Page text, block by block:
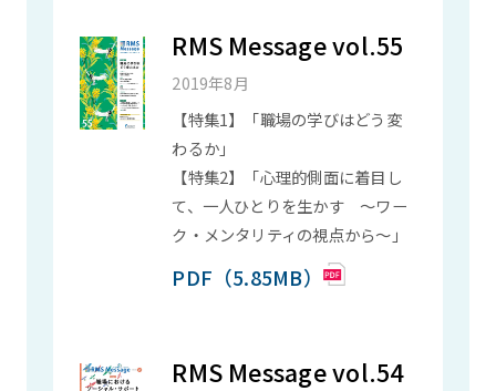
RMS Message vol.55
2019年8月
【特集1】「職場の学びはどう変
わるか」
【特集2】「心理的側面に着目し
て、一人ひとりを生かす ～ワー
ク・メンタリティの視点から～」
PDF（5.85MB）
RMS Message vol.54